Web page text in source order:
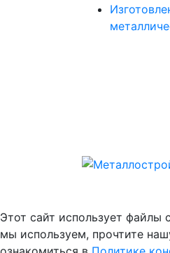
Этот сайт использует
мы используем, прочтите